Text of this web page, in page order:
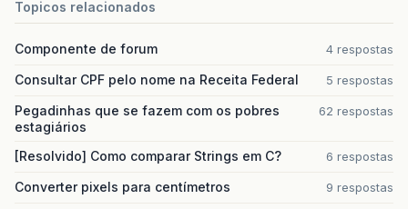
Topicos relacionados
Componente de forum 4 respostas
Consultar CPF pelo nome na Receita Federal 5 respostas
Pegadinhas que se fazem com os pobres
estagiários
62 respostas
[Resolvido] Como comparar Strings em C? 6 respostas
Converter pixels para centímetros 9 respostas